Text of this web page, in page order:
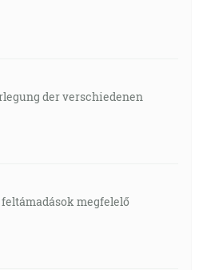
der verschiedenen
feltámadások megfelelő